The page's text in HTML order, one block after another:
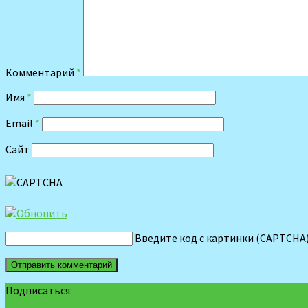
Комментарий *
Имя *
Email *
Сайт
Введите код с картинки
Подписаться: